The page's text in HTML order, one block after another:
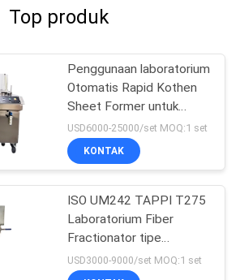
Top produk
Penggunaan laboratorium
Otomatis Rapid Kothen
Sheet Former untuk
kertas pulp
USD6000-25000/set MOQ:1 set
KONTAK
ISO UM242 TAPPI T275
Laboratorium Fiber
Fractionator tipe
Somerville
USD3000-9000/set MOQ:1 set